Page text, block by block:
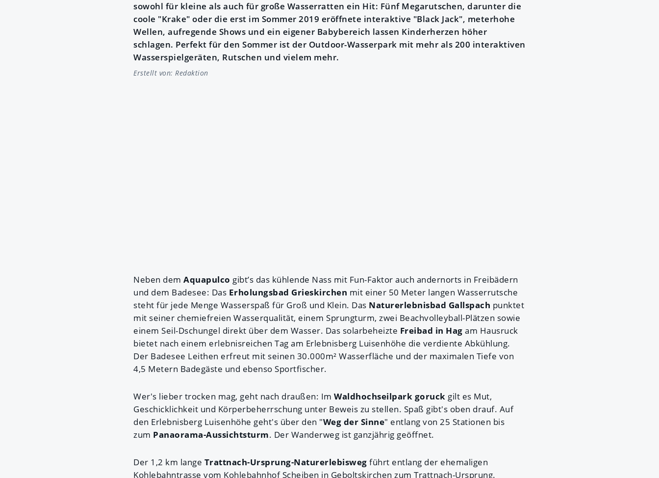
sowohl für kleine als auch für große Wasserratten ein Hit: Fünf Megarutschen, darunter die
coole "Krake" oder die erst im Sommer 2019 eröffnete interaktive "Black Jack", meterhohe
Wellen, aufregende Shows und ein eigener Babybereich lassen Kinderherzen höher
schlagen. Perfekt für den Sommer ist der Outdoor-Wasserpark mit mehr als 200 interaktiven
Wasserspielgeräten, Rutschen und vielem mehr.
Erstellt von: Redaktion
Neben dem Aquapulco gibt’s das kühlende Nass mit Fun-Faktor auch andernorts in Freibädern
und dem Badesee: Das Erholungsbad Grieskirchen mit einer 50 Meter langen Wasserrutsche
steht für jede Menge Wasserspaß für Groß und Klein. Das Naturerlebnisbad Gallspach punktet
mit seiner chemiefreien Wasserqualität, einem Sprungturm, zwei Beachvolleyball-Plätzen sowie
einem Seil-Dschungel direkt über dem Wasser. Das solarbeheizte Freibad in Hag am Hausruck
bietet nach einem erlebnisreichen Tag am Erlebnisberg Luisenhöhe die verdiente Abkühlung.
Der Badesee Leithen erfreut mit seinen 30.000m² Wasserfläche und der maximalen Tiefe von
4,5 Metern Badegäste und ebenso Sportfischer.
Wer's lieber trocken mag, geht nach draußen: Im Waldhochseilpark goruck gilt es Mut,
Geschicklichkeit und Körperbeherrschung unter Beweis zu stellen. Spaß gibt's oben drauf. Auf
den Erlebnisberg Luisenhöhe geht's über den "Weg der Sinne" entlang von 25 Stationen bis
zum Panaorama-Aussichtsturm. Der Wanderweg ist ganzjährig geöffnet.
Der 1,2 km lange Trattnach-Ursprung-Naturerlebisweg führt entlang der ehemaligen
Kohlebahntrasse vom Kohlebahnhof Scheiben in Geboltskirchen zum Trattnach-Ursprung.